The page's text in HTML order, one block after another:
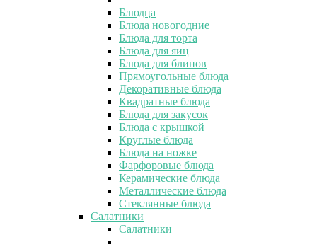
Блюдца
Блюда новогодние
Блюда для торта
Блюда для яиц
Блюда для блинов
Прямоугольные блюда
Декоративные блюда
Квадратные блюда
Блюда для закусок
Блюда с крышкой
Круглые блюда
Блюда на ножке
Фарфоровые блюда
Керамические блюда
Металлические блюда
Стеклянные блюда
Салатники
Салатники